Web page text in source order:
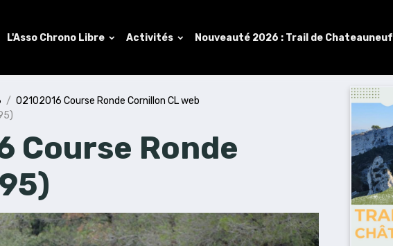
L'Asso Chrono Libre Activités Nouveauté 2026 : Trail de Chateauneuf
02102016 Course Ronde Cornillon CL web
Course Ronde